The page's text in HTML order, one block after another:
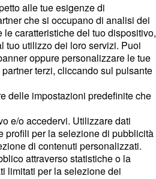
alle tue esigenze di
che si occupano di analisi dei
caratteristiche del tuo dispositivo,
tuo utilizzo dei loro servizi. Puoi
oppure personalizzare le tue
terzi, cliccando sul pulsante
delle impostazioni predefinite che
e/o accedervi. Utilizzare dati
profili per la selezione di pubblicità
di contenuti personalizzati.
attraverso statistiche o la
limitati per la selezione dei